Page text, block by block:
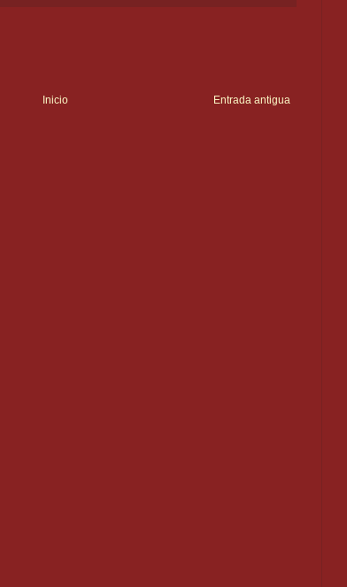
Entrada antigua
Inicio